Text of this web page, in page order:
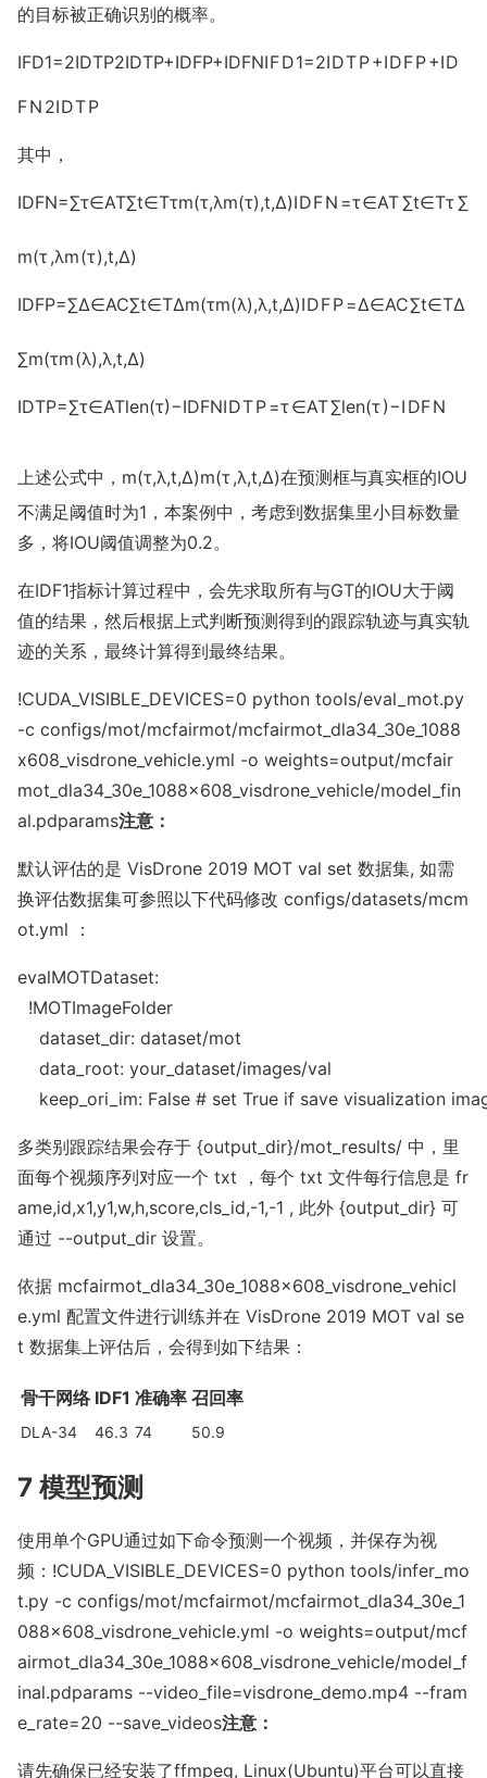
的目标被正确识别的概率。
IFD1=2IDTP2IDTP+IDFP+IDFNIFD1=2IDTP+IDFP+ID
FN 2IDTP
其中，
IDFN=∑τ∈AT∑t∈Tτm(τ,λm(τ),t,Δ)IDFN =τ∈AT∑t∈Tτ∑
m(τ,λm(τ),t,Δ)
IDFP=∑Δ∈AC∑t∈TΔm(τm(λ),λ,t,Δ)IDFP=Δ∈AC∑t∈TΔ
∑m(τm(λ),λ,t,Δ)
IDTP=∑τ∈ATlen(τ)−IDFNIDTP=τ∈AT∑len(τ)−I DFN
上述公式中， m(τ,λ,t,Δ)m(τ,λ,t,Δ)在预测框与真实框的IOU
不满足阈值时为1，本案例中，考虑到数据集里小目标数量
多，将IOU阈值调整为0.2。
在IDF1指标计算过程中，会先求取所有与GT的IOU大于阈
值的结果，然后根据上式判断预测得到的跟踪轨迹与真实轨
迹的关系，最终计算得到最终结果。
!CUDA_VISIBLE_DEVICES=0 python tools/eval_mot.py
-c configs/mot/mcfairmot/mcfairmot_dla34_30e_1088
x608_visdrone_vehicle.yml -o weights=output/mcfair
mot_dla34_30e_1088x608_visdrone_vehicle/model_fin
al.pdparams注意：
默认评估的是 VisDrone 2019 MOT val set 数据集, 如需
换评估数据集可参照以下代码修改 configs/datasets/mcm
ot.yml ：
evalMOTDataset:
!MOTImageFolder
dataset_dir: dataset/mot
data_root: your_dataset/images/val
keep_ori_im: False # set True if save visualization
多类别跟踪结果会存于 {output_dir}/mot_results/ 中，里
面每个视频序列对应一个 txt ，每个 txt 文件每行信息是 fr
ame,id,x1,y1,w,h,score,cls_id,-1,-1 , 此外 {output_dir} 可
通过 --output_dir 设置。
依据 mcfairmot_dla34_30e_1088x608_visdrone_vehicl
e.yml 配置文件进行训练并在 VisDrone 2019 MOT val se
t 数据集上评估后，会得到如下结果：
骨干网络 IDF1 准确率 召回率
DLA-34 46.3 74 50.9
7 模型预测
使用单个GPU通过如下命令预测一个视频，并保存为视
频：!CUDA_VISIBLE_DEVICES=0 python tools/infer_mo
t.py -c configs/mot/mcfairmot/mcfairmot_dla34_30e_1
088x608_visdrone_vehicle.yml -o weights=output/mcf
airmot_dla34_30e_1088x608_visdrone_vehicle/model_f
inal.pdparams --video_file=visdrone_demo.mp4 --fram
e_rate=20 --save_videos注意：
请先确保已经安装了ffmpeg, Linux(Ubuntu)平台可以直接